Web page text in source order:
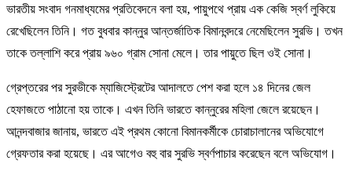
ভারতীয় সংবাদ গনমাধ্যমের প্রতিবেদনে বলা হয়, পায়ুপথে প্রায় এক কেজি স্বর্ণ লুকিয়ে
রেখেছিলেন তিনি। গত বুধবার কান্নুর আন্তর্জাতিক বিমানবন্দরে নেমেছিলেন সুরভি। তখন
তাকে তল্লাশি করে প্রায় ৯৬০ গ্রাম সোনা মেলে। তার পায়ুতে ছিল ওই সোনা।
গ্রেপ্তরের পর সুরভীকে ম্যাজিস্ট্রেটের আদালতে পেশ করা হলে ১৪ দিনের জেল
হেফাজতে পাঠানো হয় তাকে। এখন তিনি ভারতে কান্নুরের মহিলা জেলে রয়েছেন।
আনন্দবাজার জানায়, ভারতে এই প্রথম কোনো বিমানকর্মীকে চোরাচালানের অভিযোগে
গ্রেফতার করা হয়েছে। এর আগেও বহু বার সুরভি স্বর্ণপাচার করেছেন বলে অভিযোগ।